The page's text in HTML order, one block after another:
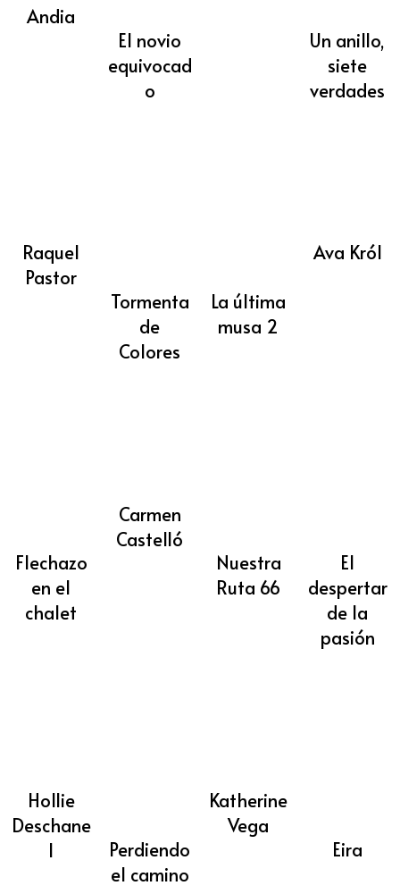
Andia
El novio
equivocad
o
Un anillo,
siete
verdades
Raquel
Pastor
Tormenta
de
Colores
La última
musa 2
Ava Król
Flechazo
en el
chalet
Carmen
Castelló
Nuestra
Ruta 66
El
despertar
de la
pasión
Hollie
Deschane
l
Perdiendo
el camino
Katherine
Vega
Eira